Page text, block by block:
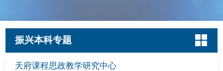
振兴本科专题
天府课程思政教学研究中心